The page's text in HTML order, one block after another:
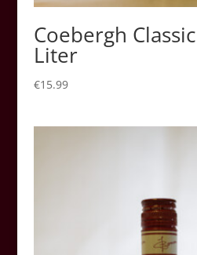
Coebergh
Liter
€15.99